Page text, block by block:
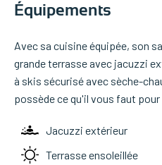
Équipements
Avec sa cuisine équipée, son
grande terrasse avec jacuzzi
à skis sécurisé avec sèche-
possède ce qu'il vous faut
Jacuzzi extérieur
Terrasse ensoleillée